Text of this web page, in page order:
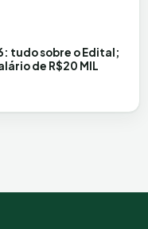
tudo sobre o Edital;
de R$20 MIL